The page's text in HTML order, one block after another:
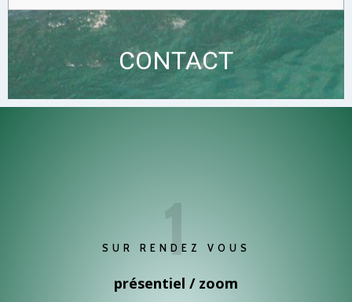
CONTACT
1
SUR RENDEZ VOUS
présentiel / zoom